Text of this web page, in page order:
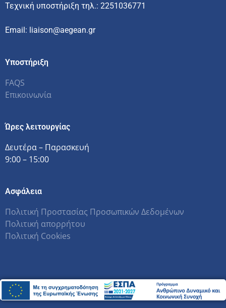
Τεχνική υποστήριξη τηλ.: 2251036771
Email: liaison@aegean.gr
Υποστήριξη
FAQS
Επικοινωνία
Ώρες λειτουργίας
Δευτέρα – Παρασκευή
9:00 – 15:00
Ασφάλεια
Πολιτική Προστασίας Προσωπικών Δεδομένων
Πολιτική απορρήτου
Πολιτική Cookies